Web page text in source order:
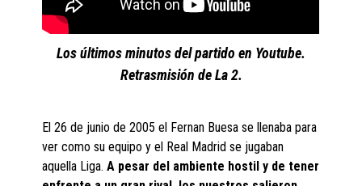
Los últimos minutos del partido en Youtube.
Retrasmisión de La 2.
El 26 de junio de 2005 el Fernan Buesa se llenaba para
ver como su equipo y el Real Madrid se jugaban
aquella Liga.A pesar del ambiente hostil y de tener